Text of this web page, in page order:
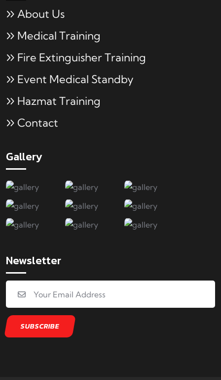
About Us
Medical Training
Fire Extinguisher Training
Event Medical Standby
Hazmat Training
Contact
Gallery
Newsletter